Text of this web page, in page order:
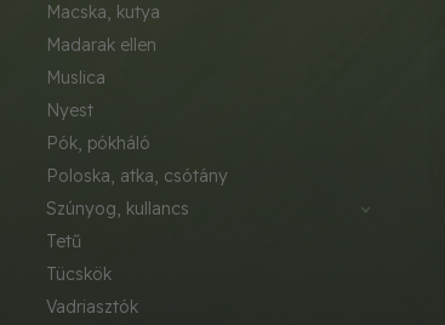
macska, kutya
madarak ellen
muslica
nyest
pók, pókháló
poloska, atka, csótány
szúnyog, kullancs
tetű
tücskök
vadriasztók